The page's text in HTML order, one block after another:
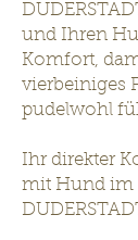
und Ihren
Komfort,
vierbeiniges
pudelwohl
Ihr direkter
mit Hund im